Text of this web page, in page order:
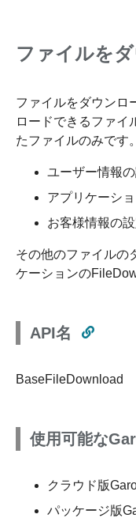
ファイルを
ファイルをダウンロ
ロードできるファイ
たファイルのみです。
ユーザー情報
アプリケーシ
お客様情報の
その他のファイルの
ケーションの
API名
BaseFileDownload
使用可能な
クラウド版
パッケージ版